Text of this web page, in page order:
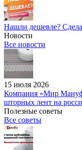
Нашли дешевле?
Новости
Все новости
15 июля 2026
Компания «Мир
шторных лент на
Полезные советы
Все советы